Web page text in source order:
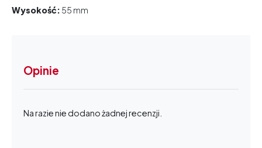
Wysokość: 55 mm
Opinie
Na razie nie dodano żadnej recenzji.